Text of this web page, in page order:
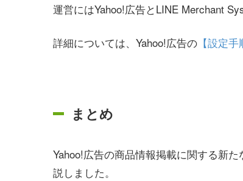
運営にはYahoo!広告とLINE Merchant
詳細については、Yahoo!広告の 【設定
まとめ
Yahoo!広告の商品情報掲載に関する新
説しました。